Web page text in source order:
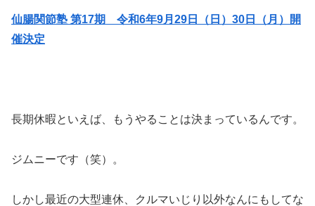
仙腸関節塾 第17期 令和6年9月29日（日）30日（月）開
催決定
長期休暇といえば、もうやることは決まっているんです。
ジムニーです（笑）。
しかし最近の大型連休、クルマいじり以外なんにもしてな